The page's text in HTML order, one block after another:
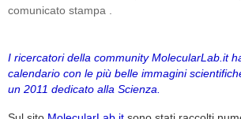
comunicato stampa .
I ricercatori della community MolecularLab.it
calendario con le più belle immagini
un 2011 dedicato alla Scienza.